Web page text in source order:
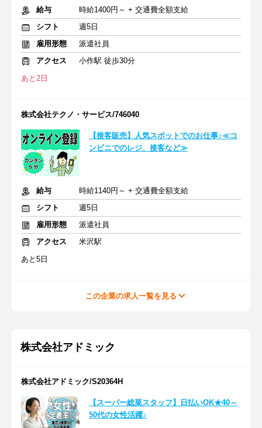
給与
時給1400円～ + 交通費全額支給
シフト
週5日
雇用形態
派遣社員
アクセス
小作駅 徒歩30分
あと2日
株式会社テクノ・サービス/746040
【接客販売】人気スポットでのお仕事♪≪コ
ンビニでのレジ、接客など≫
給与
時給1140円～ + 交通費全額支給
シフト
週5日
雇用形態
派遣社員
アクセス
米沢駅
あと5日
この企業の求人一覧を見る
株式会社アドミック
株式会社アドミック/S20364H
【スーパー総菜スタッフ】日払いOK★40～
50代の女性活躍♪